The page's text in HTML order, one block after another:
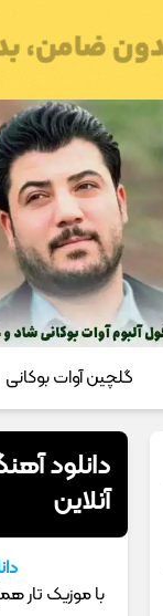
پرطرفدار دانلود مداحی
گلچین آوات بوکانی
دانلود
آنلاین